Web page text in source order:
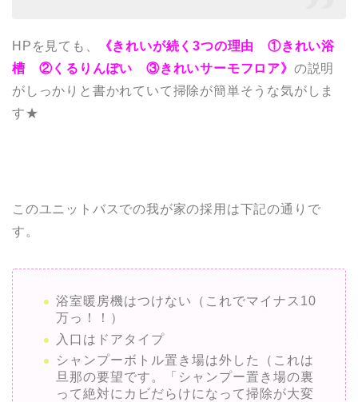
HPを見ても、
《きれいが続く3つの理由 ①きれい浴
槽 ②くるりんぽい ③きれいサーモフロア》 の説明
がしっかりと書かれていて掃除が簡単そうな気がしま
す★
このユニットバスでの我が家の採用は下記の通りで
す。
浴室暖房機はつけない（これでマイナス10
万っ！！）
入口はドアタイプ
シャンプーボトル置き場は外した（これは
旦那の要望です。「シャンプー置き場の裏
って絶対にカビだらけになって掃除が大変